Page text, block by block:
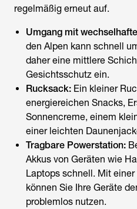
regelmäßig erneut auf.
Umgang mit
den Alpen kann schnell
daher eine mittlere
Gesichtsschutz ein.
Rucksack: Ein kleiner
energiereichen Snacks,
Sonnencreme, einem
einer leichten
Tragbare Powerstation:
Akkus von Geräten wie
Laptops schnell. Mit einer
können Sie Ihre Geräte
problemlos nutzen.